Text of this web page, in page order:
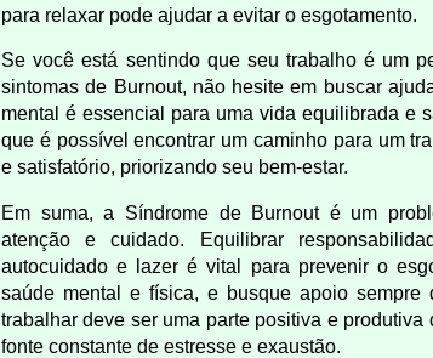
para relaxar pode ajudar a evitar o esgotamento.
Se você está sentindo que seu trabalho é um
sintomas de Burnout, não hesite em buscar
mental é essencial para uma vida equilibrada e
que é possível encontrar um caminho para um
e satisfatório, priorizando seu bem-estar.
Em suma, a Síndrome de Burnout é um
atenção e cuidado. Equilibrar
autocuidado e lazer é vital para prevenir o
saúde mental e física, e busque apoio sempre
trabalhar deve ser uma parte positiva e produtiva
fonte constante de estresse e exaustão.